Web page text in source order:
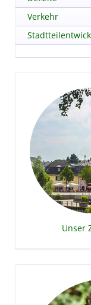
Verkehr
Unser